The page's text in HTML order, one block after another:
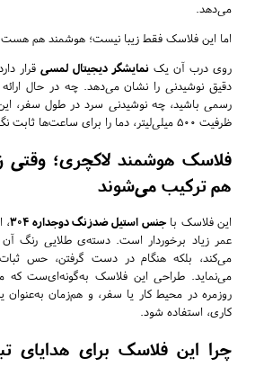
می‌دهد.
اما این فلاسک فقط زیبا نیست؛ هوشمند هم
روی درب آن یک نمایشگر دیجیتال لمسیقرار
دقیق نوشیدنی را نشان می‌دهد. چه در حال
رسمی باشید، چه نوشیدنی سرد در طول سفر،
ظرفیت ۵۰۰ میلی‌لیتر، دما را برای ساعت‌ها ثابت نگه می‌دارد.
فلاسک هوشمند لاکچری؛ وقتی
هم ترکیب می‌شوند
این فلاسک باجنس استیل ضدزنگ دوجداره ۳۰۴
،
عمر زیاد برخوردار است. دسته‌ی طلایی رنگ آن
می‌کند، بلکه هنگام در دست گرفتن، حس ثبات
می‌نماید. طراحی این فلاسک به‌گونه‌ای‌ست که
روزمره در محیط کار یا سفر، و هم‌زمان
کاری، استفاده شود.
چرا این فلاسک برای هدایای